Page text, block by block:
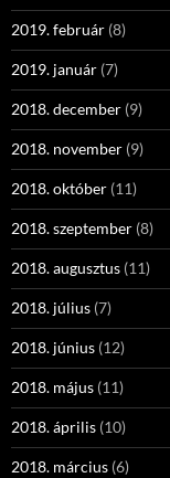
2019. február (8)
2019. január (7)
2018. december (9)
2018. november (9)
2018. október (11)
2018. szeptember (8)
2018. augusztus (11)
2018. július (7)
2018. június (12)
2018. május (11)
2018. április (10)
2018. március (6)